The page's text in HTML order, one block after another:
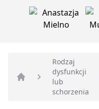
Strona główna
Rodzaj
dysfunkcji
lub
schorzenia